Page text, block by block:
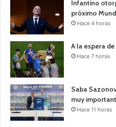
Infantino
próximo
Hace 4 horas
A la espera
Hace 7 horas
Saba
muy
Hace 11 horas